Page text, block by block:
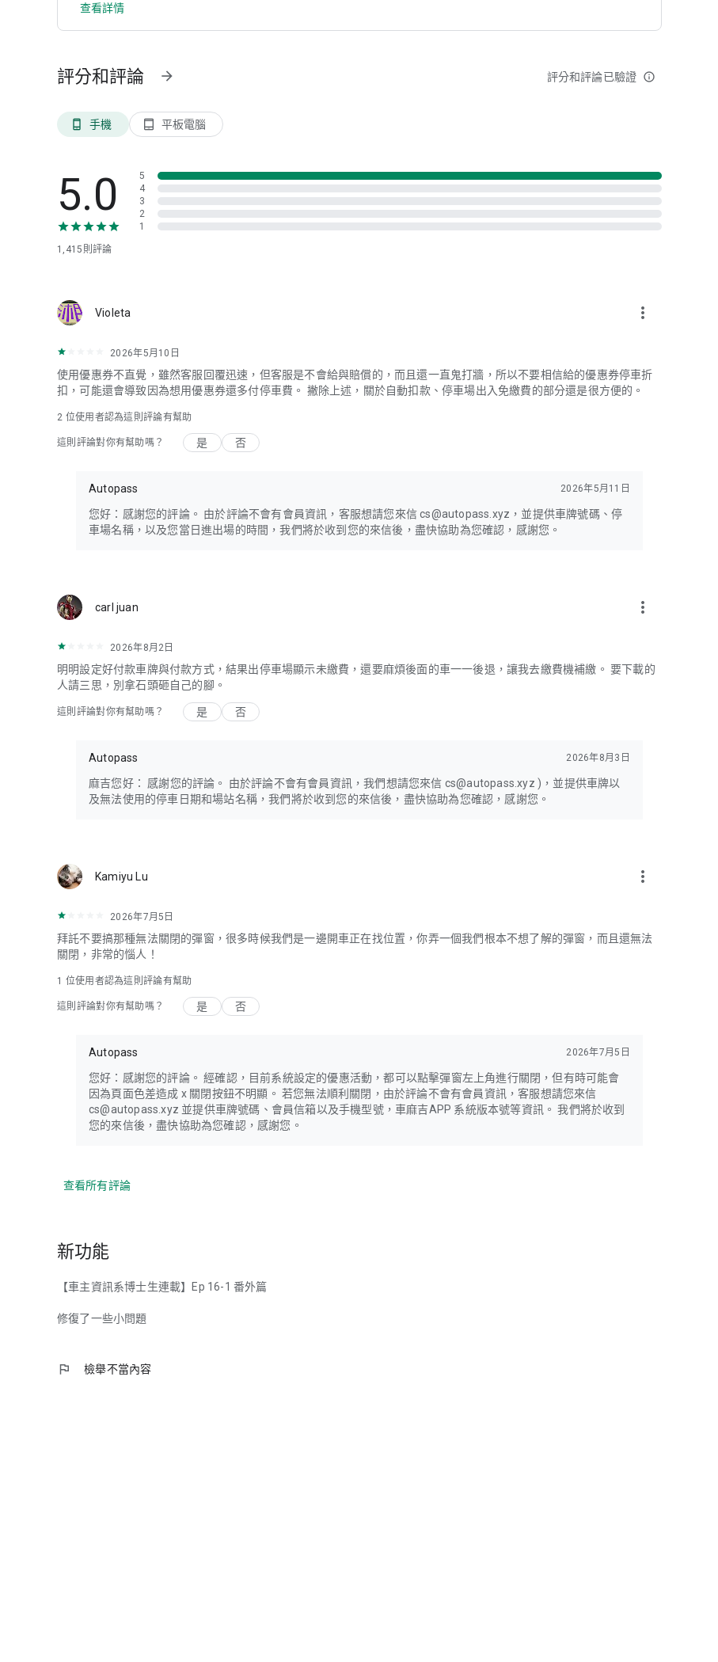
---
√ 你的鼓勵是我們前進的動力，歡迎留下使用評論，不管是建議或鼓勵，我們都會用心回覆不辜負！
√ 常見問題這裡一次查看：https://help.carmochi.com
查看詳情
評分和評論 arrow_forward 評分和評論已驗證 info_outline
phone_android 手機 tablet_android 平板電腦
5.0
1,415 則評論
5
4
3
2
1
Violeta more_vert
2026年5月10日
使用優惠券不直覺，雖然客服回覆迅速，但客服是不會給與賠償的，而且還一直鬼打牆，所以不要相信給的優惠券停車折
扣，可能還會導致因為想用優惠券還多付停車費。 撇除上述，關於自動扣款、停車場出入免繳費的部分還是很方便的。
2 位使用者認為這則評論有幫助
這則評論對你有幫助嗎？ 是 否
Autopass 2026年5月11日
您好：感謝您的評論。 由於評論不會有會員資訊，客服想請您來信 cs@autopass.xyz，並提供車牌號碼、停
車場名稱，以及您當日進出場的時間，我們將於收到您的來信後，盡快協助為您確認，感謝您。
carl juan more_vert
2026年8月2日
明明設定好付款車牌與付款方式，結果出停車場顯示未繳費，還要麻煩後面的車一一後退，讓我去繳費機補繳。 要下載的
人請三思，別拿石頭砸自己的腳。
這則評論對你有幫助嗎？ 是 否
Autopass 2026年8月3日
麻吉您好： 感謝您的評論。 由於評論不會有會員資訊，我們想請您來信 cs@autopass.xyz )，並提供車牌以
及無法使用的停車日期和場站名稱，我們將於收到您的來信後，盡快協助為您確認，感謝您。
Kamiyu Lu more_vert
2026年7月5日
拜託不要搞那種無法關閉的彈窗，很多時候我們是一邊開車正在找位置，你弄一個我們根本不想了解的彈窗，而且還無法
關閉，非常的惱人！
1 位使用者認為這則評論有幫助
這則評論對你有幫助嗎？ 是 否
Autopass 2026年7月5日
您好：感謝您的評論。 經確認，目前系統設定的優惠活動，都可以點擊彈窗左上角進行關閉，但有時可能會
因為頁面色差造成 x 關閉按鈕不明顯。 若您無法順利關閉，由於評論不會有會員資訊，客服想請您來信
cs@autopass.xyz 並提供車牌號碼、會員信箱以及手機型號，車麻吉APP 系統版本號等資訊。 我們將於收到
您的來信後，盡快協助為您確認，感謝您。
查看所有評論
新功能
【車主資訊系博士生連載】Ep 16-1 番外篇
修復了一些小問題
flag 檢舉不當內容